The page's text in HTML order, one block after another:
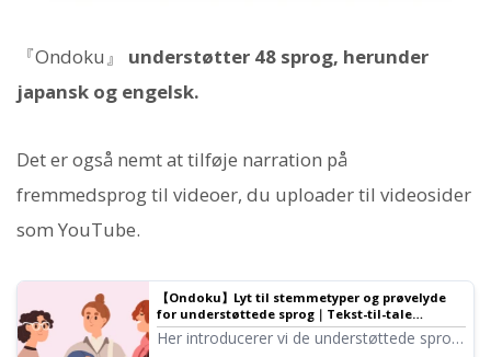
『Ondoku』 understøtter 48 sprog, herunder
japansk og engelsk.
Det er også nemt at tilføje narration på
fremmedsprog til videoer, du uploader til videosider
som YouTube.
【Ondoku】Lyt til stemmetyper og prøvelyde
for understøttede sprog｜Tekst-til-tale
software Ondoku
Her introducerer vi de understøttede sprog